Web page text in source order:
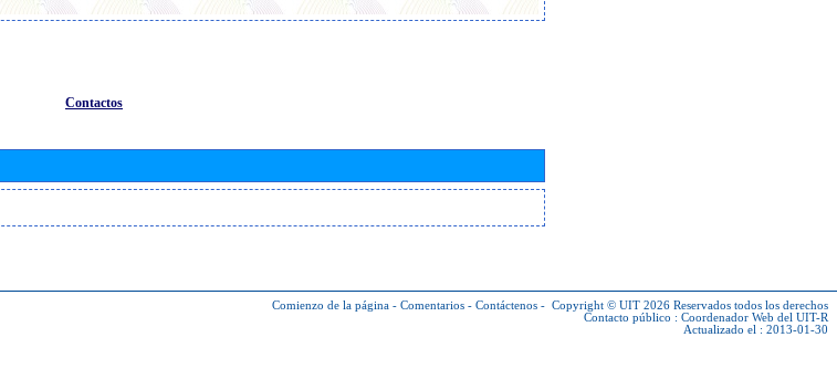
Contactos
Comienzo de la página - Comentarios - Contáctenos - Copyright © UIT 2026 Reservados todos los derechos
Contacto público : Coordenador Web del UIT-R
Actualizado el : 2013-01-30